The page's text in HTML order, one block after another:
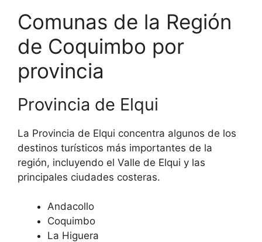
Comunas de la Región
de Coquimbo por
provincia
Provincia de Elqui
La Provincia de Elqui concentra algunos de los
destinos turísticos más importantes de la
región, incluyendo el Valle de Elqui y las
principales ciudades costeras.
Andacollo
Coquimbo
La Higuera